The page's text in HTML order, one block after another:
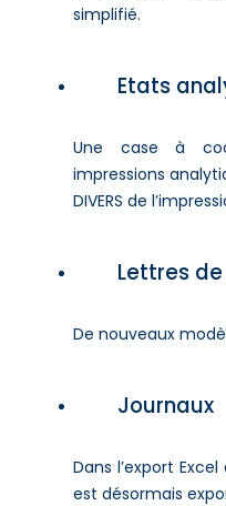
simplifié.
Etats
Une case à
impressions
DIVERS de
Lettres
De nouveaux
Journaux
Dans l’export
est désormais